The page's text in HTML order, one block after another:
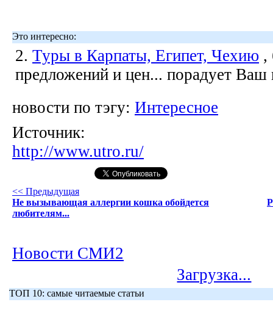
Это интересно:
2. Туры в Карпаты, Египет, Чехию ,
предложений и цен... порадует Ваш
новости по тэгу: Интересное
Источник:
http://www.utro.ru/
<< Предыдущая
Не вызывающая аллергии кошка обойдется
любителям...
Новости СМИ2
Загрузка...
ТОП 10: самые читаемые статьи